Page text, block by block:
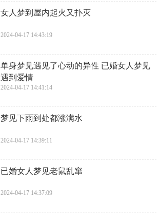
​女人梦到屋内起火又扑灭
2024-04-17 14:43:19
​单身梦见遇见了心动的异性 已婚女人梦见
遇到爱情
2024-04-17 14:41:14
​梦见下雨到处都涨满水
2024-04-17 14:39:11
​已婚女人梦见老鼠乱窜
2024-04-17 14:37:09